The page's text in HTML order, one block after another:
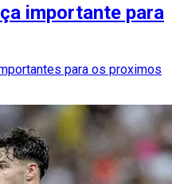
importante para
para os proximos